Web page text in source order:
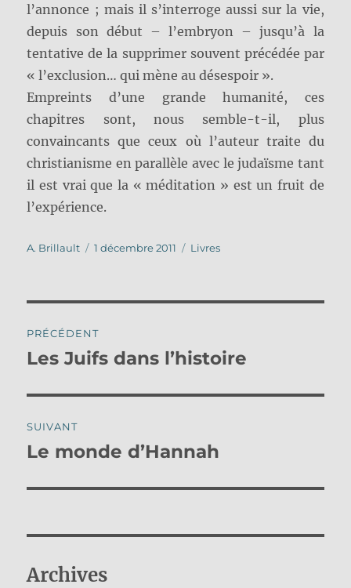
l’annonce ; mais il s’interroge aussi sur la vie,
depuis son début – l’embryon – jusqu’à la
tentative de la supprimer souvent précédée par
« l’exclusion… qui mène au désespoir ».
Empreints d’une grande humanité, ces
chapitres sont, nous semble-t-il, plus
convaincants que ceux où l’auteur traite du
christianisme en parallèle avec le judaïsme tant
il est vrai que la « méditation » est un fruit de
l’expérience.
Auteur
A. Brillault
Publié
1 décembre 2011 Catégories
Livres
de
PRÉCÉDENT
Publication
Les Juifs dans l’histoire
SUIVANT
Publication
Le monde d’Hannah
Archives